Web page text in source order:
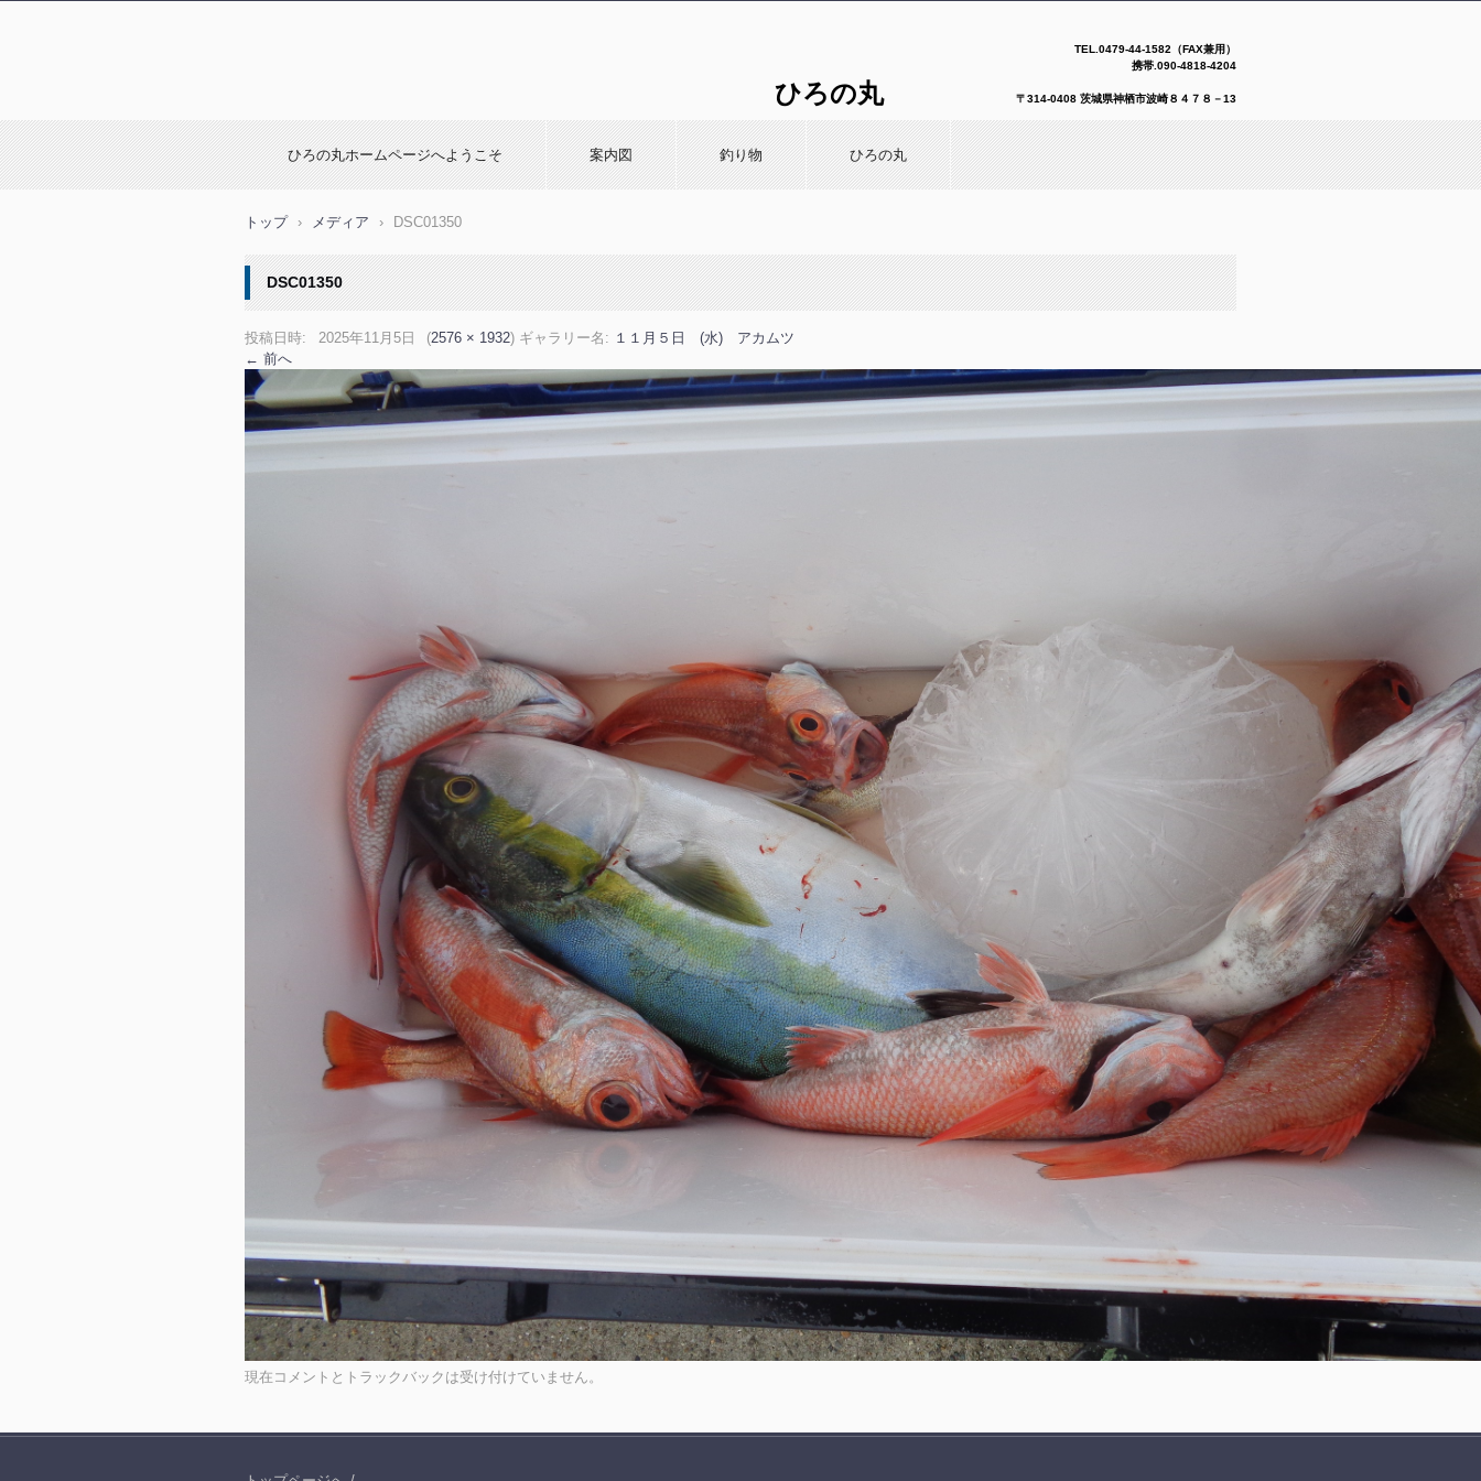
TEL. 0479-44-1582（FAX兼用）
携帯.090-4818-4204
ひろの丸〒314-0408 茨城県神栖市波崎８４７８－13
ひろの丸ホームページへようこそ 案内図 釣り物 ひろの丸
トップ › メディア › DSC01350
DSC01350
投稿日時: 2025年11月5日 (2576 × 1932) ギャラリー名: １１月５日 (水) アカムツ
← 前へ
現在コメントとトラックバックは受け付けていません。